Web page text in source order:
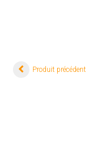
Produit précédent